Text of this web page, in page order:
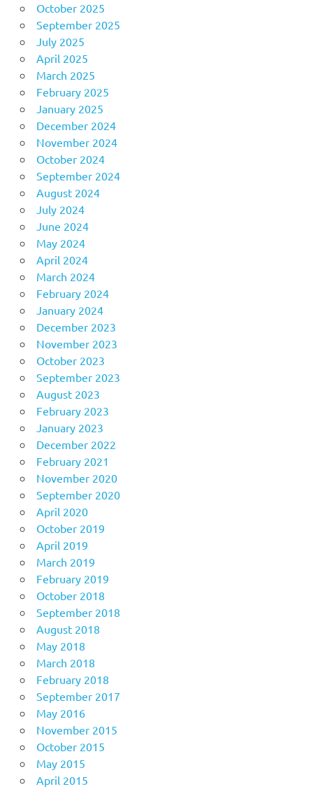
October 2025
September 2025
July 2025
April 2025
March 2025
February 2025
January 2025
December 2024
November 2024
October 2024
September 2024
August 2024
July 2024
June 2024
May 2024
April 2024
March 2024
February 2024
January 2024
December 2023
November 2023
October 2023
September 2023
August 2023
February 2023
January 2023
December 2022
February 2021
November 2020
September 2020
April 2020
October 2019
April 2019
March 2019
February 2019
October 2018
September 2018
August 2018
May 2018
March 2018
February 2018
September 2017
May 2016
November 2015
October 2015
May 2015
April 2015